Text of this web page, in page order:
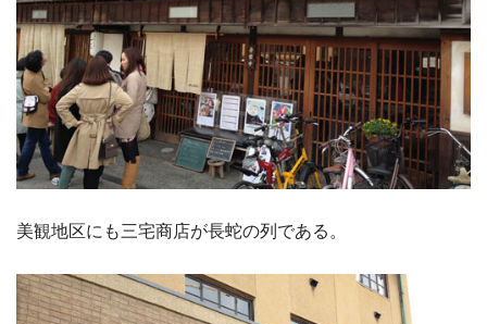
美観地区にも三宅商店が長蛇の列である。